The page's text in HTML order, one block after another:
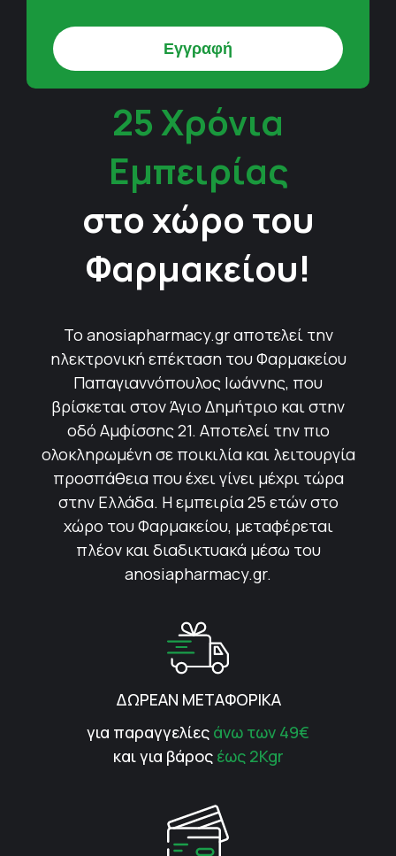
25 Χρόνια
Εμπειρίας
στο χώρο του
Φαρμακείου!
Το anosiapharmacy.gr αποτελεί την
ηλεκτρονική επέκταση του Φαρμακείου
Παπαγιαννόπουλος Ιωάννης, που
βρίσκεται στον Άγιο Δημήτριο και στην
οδό Αμφίσσης 21. Αποτελεί την πιο
ολοκληρωμένη σε ποικιλία και λειτουργία
προσπάθεια που έχει γίνει μέχρι τώρα
στην Ελλάδα. Η εμπειρία 25 ετών στο
χώρο του Φαρμακείου, μεταφέρεται
πλέον και διαδικτυακά μέσω του
anosiapharmacy.gr.
ΔΩΡΕΑΝ ΜΕΤΑΦΟΡΙΚΑ
για παραγγελίες άνω των 49€
και για βάρος έως 2Kgr